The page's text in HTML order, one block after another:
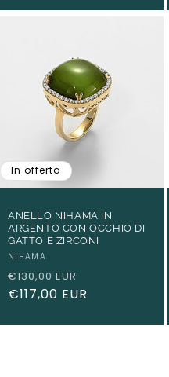
In offerta
ANELLO NIHAMA IN
ARGENTO CON OCCHIO DI
GATTO E ZIRCONI
Produttore:
NIHAMA
Prezzo
di
€130,00 EUR
scontato
€117,00 EUR